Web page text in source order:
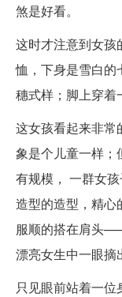
煞是好看。
这时才注意到女孩
恤，下身是雪白的
穗式样；脚上穿着
这女孩看起来非常
象是个儿童一样；
有规模， 一群女
造型的造型，精心
服顺的搭在肩头
漂亮女生中一眼摘
只见眼前站着一